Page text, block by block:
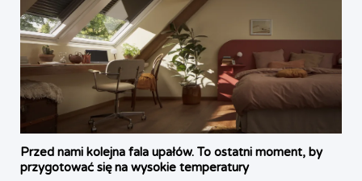
Przed nami kolejna fala upałów. To ostatni moment, by
przygotować się na wysokie temperatury